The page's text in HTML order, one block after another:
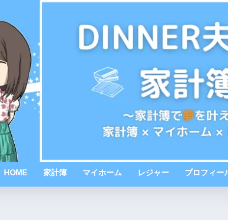
HOME 家計簿 マイホーム レジャー プロフィー